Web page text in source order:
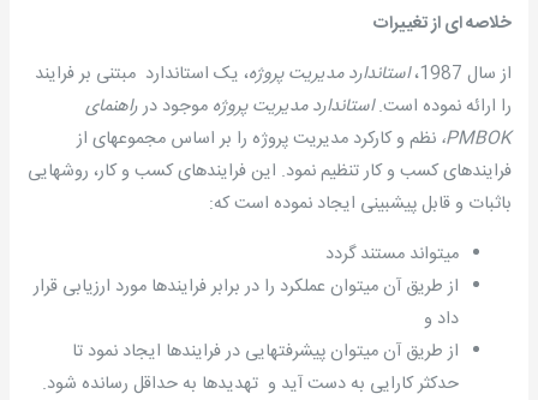
خلاصه ­ای از تغییرات
از سال 1987،
استاندارد مدیریت پروژه، یک استاندارد مبتنی بر فرایند
را ارائه نموده­ است.استاندارد مدیریت پروژهموجود درراهنمای
PMBOK، نظم و کارکرد مدیریت پروژه را بر اساس مجموعه­ای از
فرایندهای کسب و کار تنظیم نمود. این فرایندهای کسب و کار، روشهایی
باثبات و قابل پیش­بینی ایجاد نموده است که:
می­تواند مستند گردد
از طریق آن می­توان عملکرد را در برابر فرایندها مورد ارزیابی قرار
داد و
از طریق آن می­توان پیشرفتهایی در فرایندها ایجاد نمود تا
حدکثر کارایی به دست آید و تهدیدها به حداقل رسانده شود.